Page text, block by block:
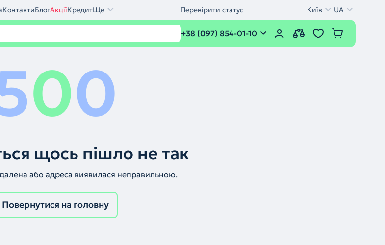
КонтактиБлогАкціїКредитЩе Перевірити статус Київ UA
+38 (097) 854-01-10
00
щось пішло не так
або адреса виявилася неправильною.
Повернутися на головну